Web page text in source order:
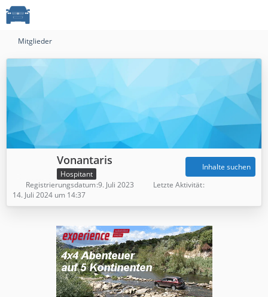
Mitglieder
Vonantaris
Hospitant
Inhalte suchen
Registrierungsdatum 9. Juli 2023
Letzte Aktivität
14. Juli 2024 um 14:37